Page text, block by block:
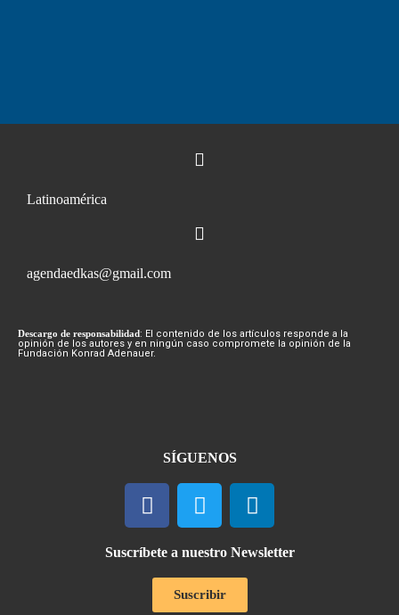
Latinoamérica
agendaedkas@gmail.com
Descargo de responsabilidad: El contenido de los artículos responde a la
opinión de los autores y en ningún caso compromete la opinión de la
Fundación Konrad Adenauer.
SÍGUENOS
Suscríbete a nuestro Newsletter
Suscribir